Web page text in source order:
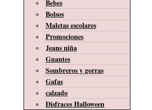
Bebes
Bolsos
Maletas escolares
Promociones
Jeans niña
Guantes
Sombreros y gorras
Gafas
calzado
Disfraces Halloween